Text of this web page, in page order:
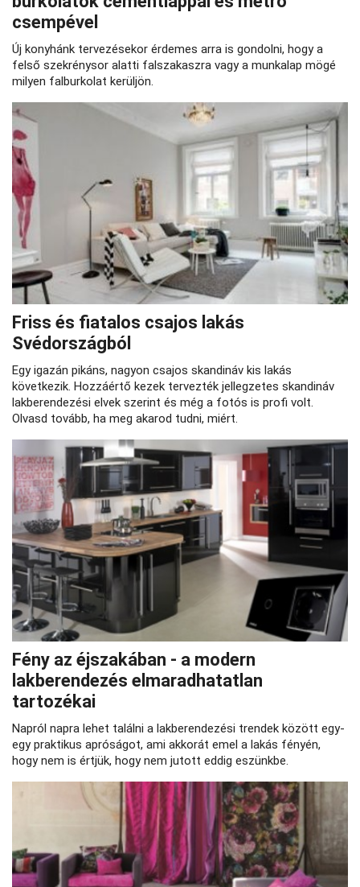
csempével
Új konyhánk tervezésekor érdemes arra is gondolni, hogy a
felső szekrénysor alatti falszakaszra vagy a munkalap mögé
milyen falburkolat kerüljön.
Friss és fiatalos csajos lakás
Svédországból
Egy igazán pikáns, nagyon csajos skandináv kis lakás
következik. Hozzáértő kezek tervezték jellegzetes skandináv
lakberendezési elvek szerint és még a fotós is profi volt.
Olvasd tovább, ha meg akarod tudni, miért.
Fény az éjszakában - a modern
lakberendezés elmaradhatatlan
tartozékai
Napról napra lehet találni a lakberendezési trendek között egy-
egy praktikus apróságot, ami akkorát emel a lakás fényén,
hogy nem is értjük, hogy nem jutott eddig eszünkbe.